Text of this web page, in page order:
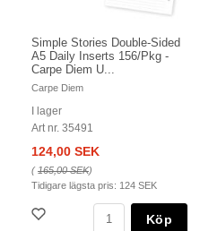
Simple Stories Double-Sided
A5 Daily Inserts 156/Pkg -
Carpe Diem U...
Carpe Diem
I lager
Art nr. 35491
124,00 SEK
(165,00 SEK)
Tidigare lägsta pris: 124 SEK
Köp